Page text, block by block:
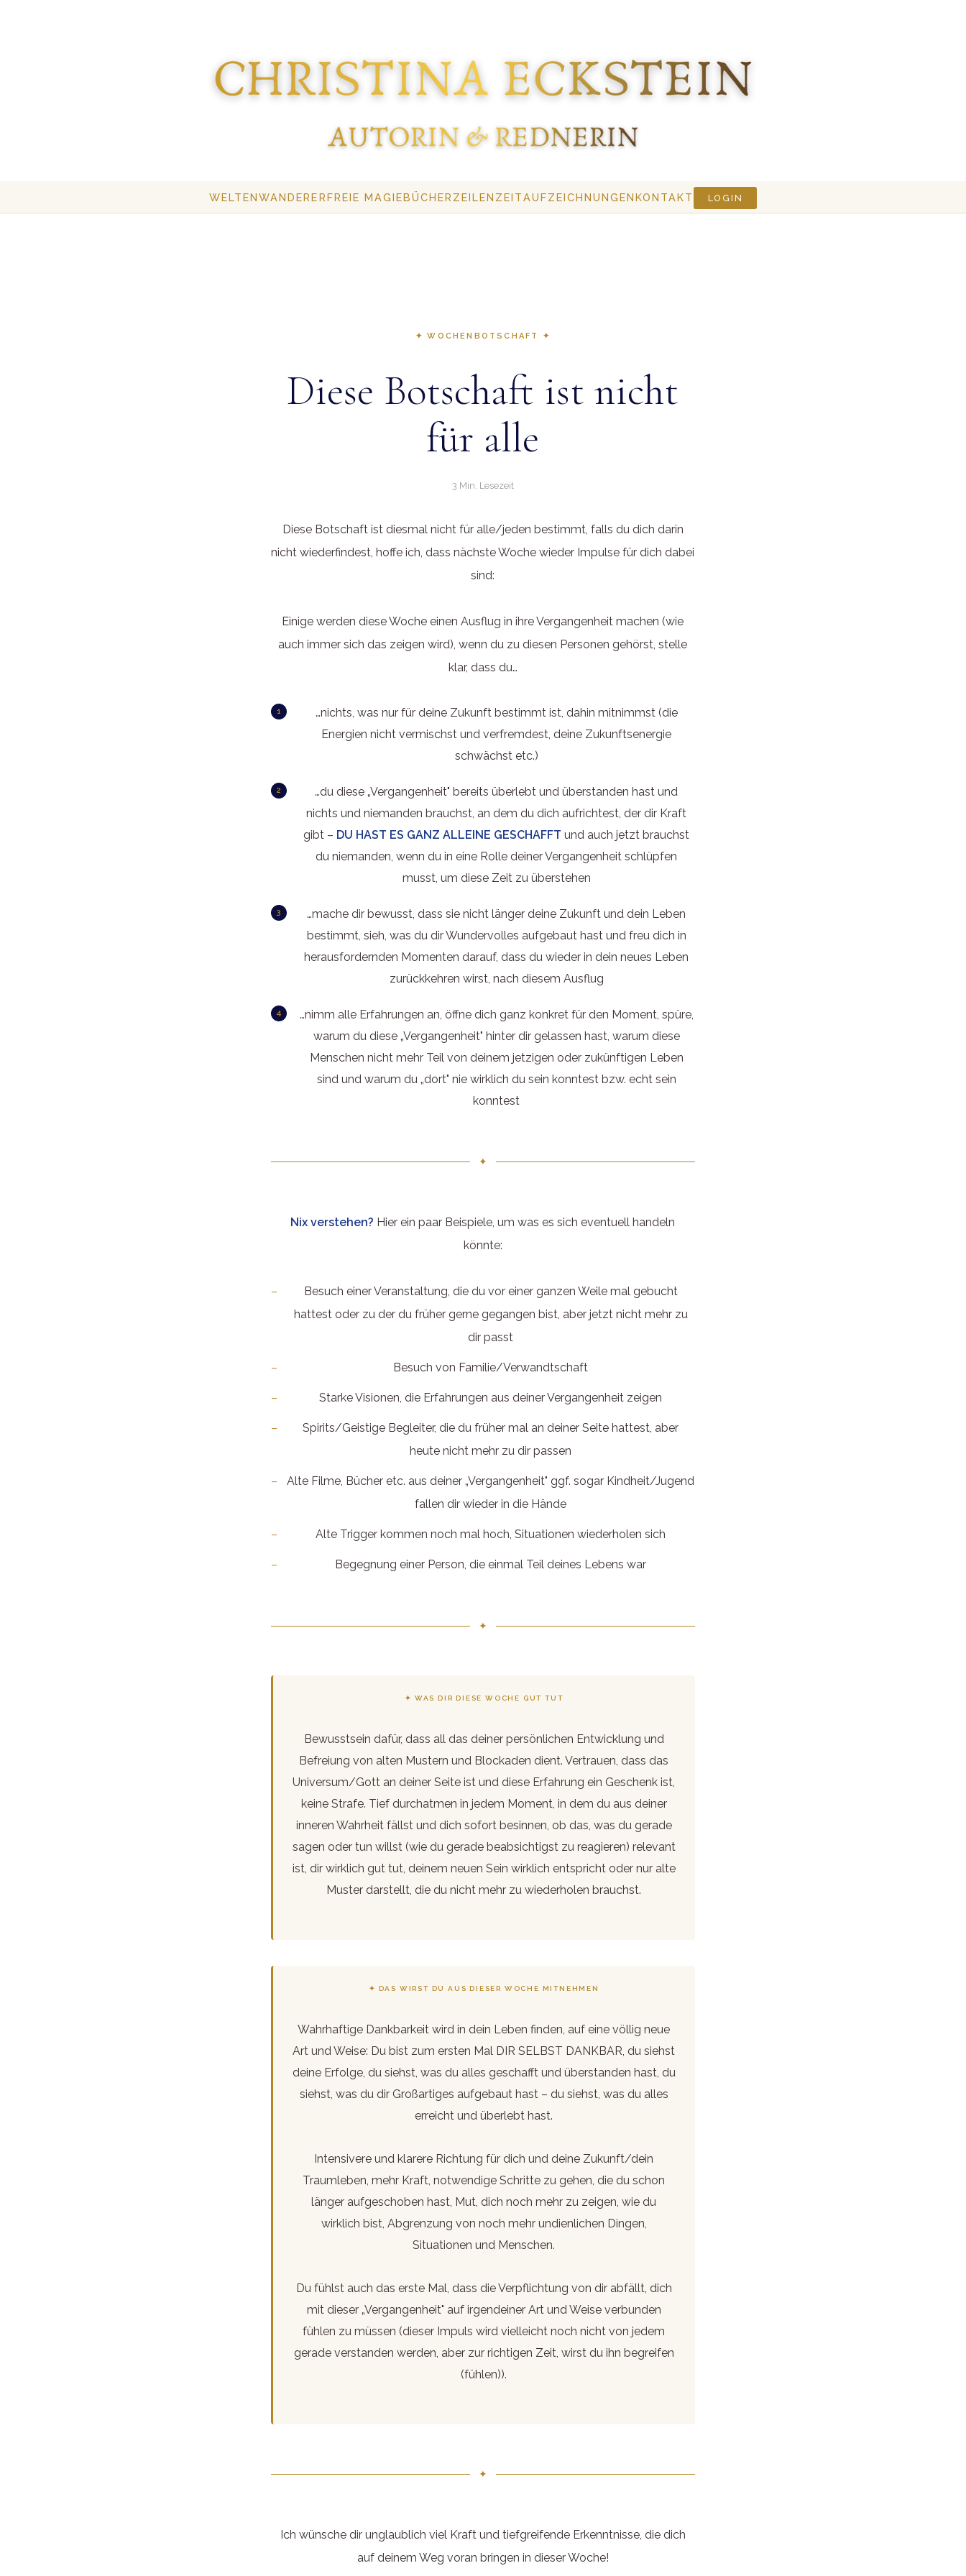
WELTENWANDERERFREIE MAGIEBÜCHER ZEILENZEITAUFZEICHNUNGENKONTAKT LOGIN
✦ WOCHENBOTSCHAFT ✦
Diese Botschaft ist nicht
für alle
3 Min. Lesezeit
Diese Botschaft ist diesmal nicht für alle/jeden bestimmt, falls du dich darin
nicht wiederfindest, hoffe ich, dass nächste Woche wieder Impulse für dich dabei
sind:
Einige werden diese Woche einen Ausflug in ihre Vergangenheit machen (wie
auch immer sich das zeigen wird), wenn du zu diesen Personen gehörst, stelle
klar, dass du…
…nichts, was nur für deine Zukunft bestimmt ist, dahin mitnimmst (die
Energien nicht vermischst und verfremdest, deine Zukunftsenergie
schwächst etc.)
…du diese „Vergangenheit" bereits überlebt und überstanden hast und
nichts und niemanden brauchst, an dem du dich aufrichtest, der dir Kraft
gibt – DU HAST ES GANZ ALLEINE GESCHAFFT und auch jetzt brauchst
du niemanden, wenn du in eine Rolle deiner Vergangenheit schlüpfen
musst, um diese Zeit zu überstehen
…mache dir bewusst, dass sie nicht länger deine Zukunft und dein Leben
bestimmt, sieh, was du dir Wundervolles aufgebaut hast und freu dich in
herausfordernden Momenten darauf, dass du wieder in dein neues Leben
zurückkehren wirst, nach diesem Ausflug
…nimm alle Erfahrungen an, öffne dich ganz konkret für den Moment, spüre,
warum du diese „Vergangenheit" hinter dir gelassen hast, warum diese
Menschen nicht mehr Teil von deinem jetzigen oder zukünftigen Leben
sind und warum du „dort" nie wirklich du sein konntest bzw. echt sein
konntest
✦
Nix verstehen? Hier ein paar Beispiele, um was es sich eventuell handeln
könnte:
Besuch einer Veranstaltung, die du vor einer ganzen Weile mal gebucht
hattest oder zu der du früher gerne gegangen bist, aber jetzt nicht mehr zu
dir passt
Besuch von Familie/Verwandtschaft
Starke Visionen, die Erfahrungen aus deiner Vergangenheit zeigen
Spirits/Geistige Begleiter, die du früher mal an deiner Seite hattest, aber
heute nicht mehr zu dir passen
Alte Filme, Bücher etc. aus deiner „Vergangenheit" ggf. sogar Kindheit/Jugend
fallen dir wieder in die Hände
Alte Trigger kommen noch mal hoch, Situationen wiederholen sich
Begegnung einer Person, die einmal Teil deines Lebens war
✦
✦ WAS DIR DIESE WOCHE GUT TUT
Bewusstsein dafür, dass all das deiner persönlichen Entwicklung und
Befreiung von alten Mustern und Blockaden dient. Vertrauen, dass das
Universum/Gott an deiner Seite ist und diese Erfahrung ein Geschenk ist,
keine Strafe. Tief durchatmen in jedem Moment, in dem du aus deiner
inneren Wahrheit fällst und dich sofort besinnen, ob das, was du gerade
sagen oder tun willst (wie du gerade beabsichtigst zu reagieren) relevant
ist, dir wirklich gut tut, deinem neuen Sein wirklich entspricht oder nur alte
Muster darstellt, die du nicht mehr zu wiederholen brauchst.
✦ DAS WIRST DU AUS DIESER WOCHE MITNEHMEN
Wahrhaftige Dankbarkeit wird in dein Leben finden, auf eine völlig neue
Art und Weise: Du bist zum ersten Mal DIR SELBST DANKBAR, du siehst
deine Erfolge, du siehst, was du alles geschafft und überstanden hast, du
siehst, was du dir Großartiges aufgebaut hast – du siehst, was du alles
erreicht und überlebt hast.
Intensivere und klarere Richtung für dich und deine Zukunft/dein
Traumleben, mehr Kraft, notwendige Schritte zu gehen, die du schon
länger aufgeschoben hast, Mut, dich noch mehr zu zeigen, wie du
wirklich bist, Abgrenzung von noch mehr undienlichen Dingen,
Situationen und Menschen.
Du fühlst auch das erste Mal, dass die Verpflichtung von dir abfällt, dich
mit dieser „Vergangenheit" auf irgendeiner Art und Weise verbunden
fühlen zu müssen (dieser Impuls wird vielleicht noch nicht von jedem
gerade verstanden werden, aber zur richtigen Zeit, wirst du ihn begreifen
(fühlen)).
✦
Ich wünsche dir unglaublich viel Kraft und tiefgreifende Erkenntnisse, die dich
auf deinem Weg voran bringen in dieser Woche!